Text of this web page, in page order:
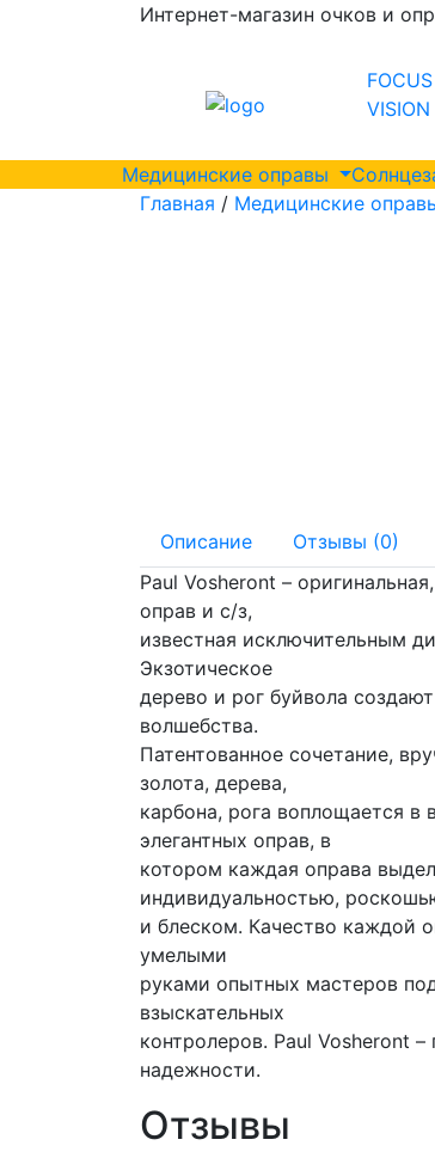
Интернет-магазин очков и
FOCUS
VISION
Медицинские оправы
Главная / Медицинские
Описание
Отзывы (0)
Paul Vosheront –
оправ и с/з,
известная исключительным
Экзотическое
дерево и рог буйвола
волшебства.
Патентованное сочетание,
золота, дерева,
карбона, рога воплощается в
элегантных оправ, в
котором каждая оправа
индивидуальностью,
и блеском. Качество каждой
умелыми
руками опытных мастеров
взыскательных
контролеров. Paul Vosheront –
надежности.
Отзывы